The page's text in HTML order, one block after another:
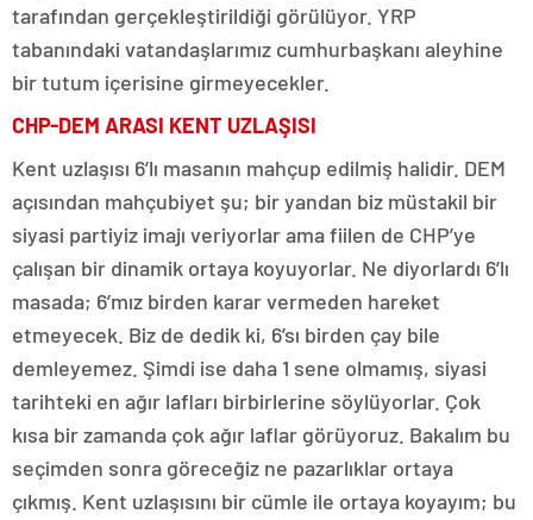
tarafından gerçekleştirildiği görülüyor. YRP
tabanındaki vatandaşlarımız cumhurbaşkanı aleyhine
bir tutum içerisine girmeyecekler.
CHP-DEM ARASI KENT UZLAŞISI
Kent uzlaşısı 6’lı masanın mahçup edilmiş halidir. DEM
açısından mahçubiyet şu; bir yandan biz müstakil bir
siyasi partiyiz imajı veriyorlar ama fiilen de CHP’ye
çalışan bir dinamik ortaya koyuyorlar. Ne diyorlardı 6’lı
masada; 6’mız birden karar vermeden hareket
etmeyecek. Biz de dedik ki, 6’sı birden çay bile
demleyemez. Şimdi ise daha 1 sene olmamış, siyasi
tarihteki en ağır lafları birbirlerine söylüyorlar. Çok
kısa bir zamanda çok ağır laflar görüyoruz. Bakalım bu
seçimden sonra göreceğiz ne pazarlıklar ortaya
çıkmış. Kent uzlaşısını bir cümle ile ortaya koyayım; bu